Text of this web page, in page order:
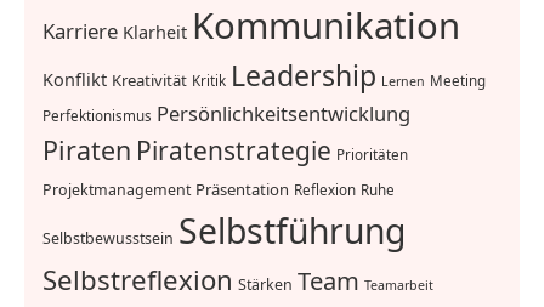
Karriere Klarheit Kommunikation
Konflikt Kreativität Kritik Leadership Lernen Meeting
Perfektionismus Persönlichkeitsentwicklung
Piraten Piratenstrategie Prioritäten
Projektmanagement Präsentation Reflexion Ruhe
Selbstbewusstsein Selbstführung
Selbstreflexion Stärken Team Teamarbeit